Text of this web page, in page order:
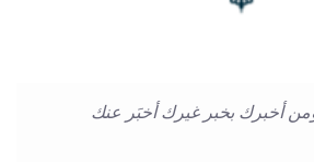
أخبرك بخبر غيرك أخبَر عنك